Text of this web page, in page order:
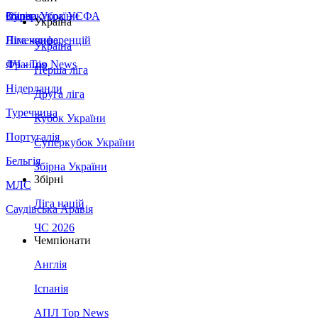
Збірна України
Італія
Німеччина
Франція
Нідерланди
Туреччина
Португалія
Бельгія
МЛС
Саудівська Аравія
Суперкубок УЄФА
Ліга конференцій
ЛЧ - Top News
Україна
Україна
Перша ліга
Друга ліга
Кубок України
Суперкубок України
Збірна України
Збірні
Ліга націй
ЧС 2026
Чемпіонати
Англія
Іспанія
АПЛ Top News